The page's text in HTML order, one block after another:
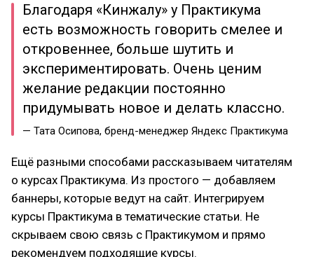
Благодаря «Кинжалу» у Практикума
есть возможность говорить смелее и
откровеннее, больше шутить и
экспериментировать. Очень ценим
желание редакции постоянно
придумывать новое и делать классно.
— Тата Осипова, бренд-менеджер Яндекс Практикума
Ещё разными способами рассказываем читателям
о курсах Практикума. Из простого — добавляем
баннеры, которые ведут на сайт. Интегрируем
курсы Практикума в тематические статьи. Не
скрываем свою связь с Практикумом и прямо
рекомендуем подходящие курсы.